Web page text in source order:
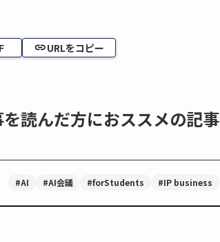
URLをコピー
読んだ方におススメの記事
#AI #AI会議 #forStudents #IP business